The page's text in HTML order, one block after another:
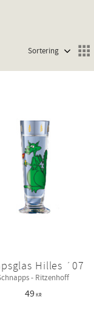
Hilles ´07
- Ritzenhoff
49KR